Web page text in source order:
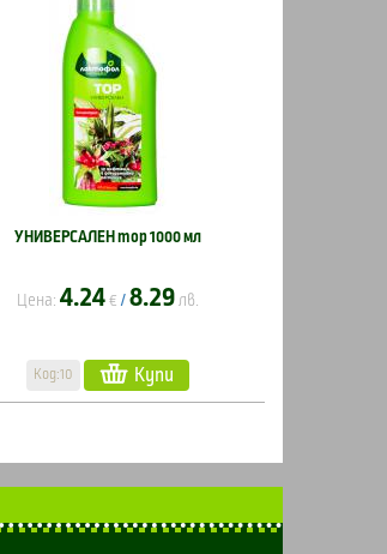
УНИВЕРСАЛЕН тор 1000 мл
Цена: 4.24 € / 8.29 лв.
Код:10 Купи